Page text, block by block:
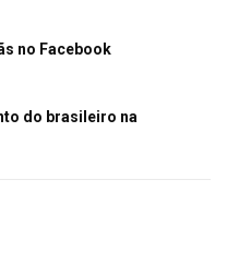
no Facebook
do brasileiro na